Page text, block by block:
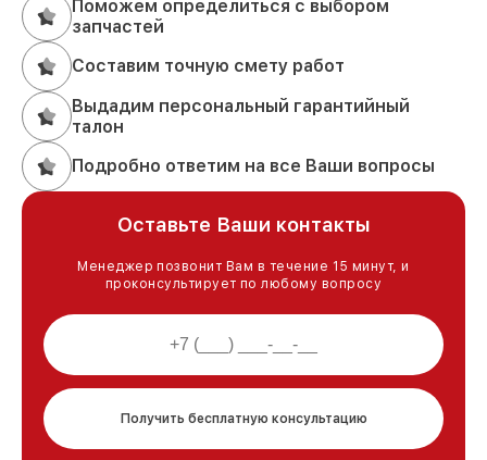
Поможем определиться с выбором
запчастей
Составим точную смету работ
Выдадим персональный гарантийный
талон
Подробно ответим на все Ваши вопросы
Оставьте Ваши контакты
Менеджер позвонит Вам в течение 15 минут, и
проконсультирует по любому вопросу
Получить бесплатную консультацию